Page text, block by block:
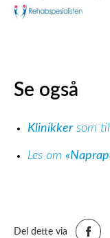
Se også
Klinikkersom
Les om
Del dette via